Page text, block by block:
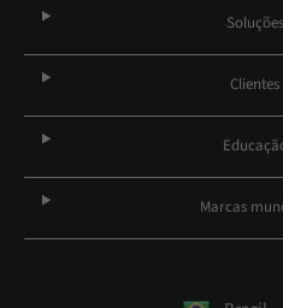
Soluções
Clientes
Marcas